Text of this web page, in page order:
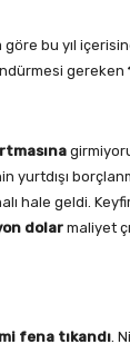
bu yıl
gereken
yurtdışı
hale geldi.
dolar maliyet
fena tıkandı .